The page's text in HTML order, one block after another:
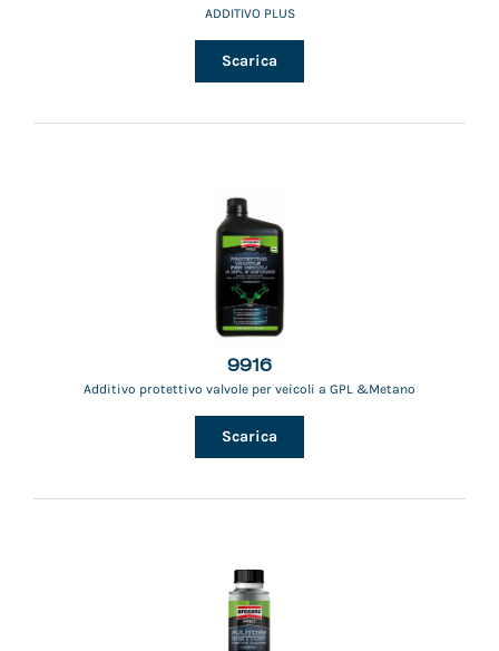
ADDITIVO PLUS
Scarica
9916
Additivo protettivo valvole per veicoli a GPL &Metano
Scarica